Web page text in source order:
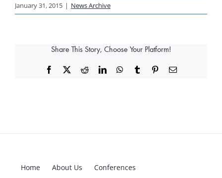
January 31, 2015 | News Archive
Share This Story, Choose Your Platform!
Facebook RedditLinkedInWhatsApp
Tumblr PinterestEmail
Home About Us Conferences